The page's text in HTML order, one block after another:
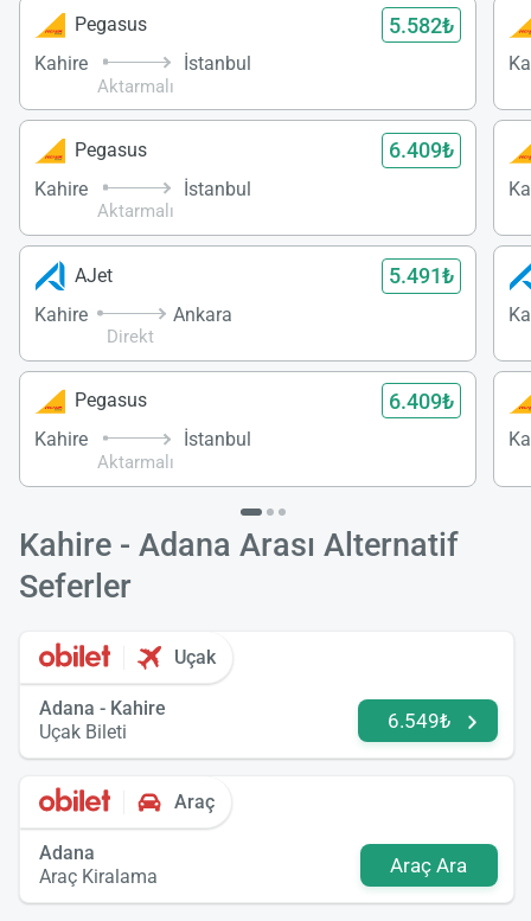
Pegasus 5.582₺
Kahire
Aktarmalı
İstanbul
Pegasus 6.409₺
Kahire
Aktarmalı
İstanbul
AJet 5.491₺
Kahire
Direkt
Ankara
Pegasus 6.409₺
Kahire
Aktarmalı
İstanbul
Kahire - Adana Arası Alternatif
Seferler
Uçak
Adana - Kahire
Uçak Bileti
6.549₺
Araç
Adana
Araç Kiralama
Araç Ara